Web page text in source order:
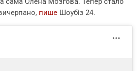
пише Шоубіз 24.